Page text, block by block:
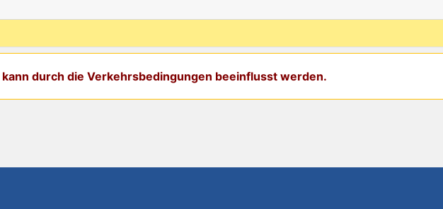
durch die Verkehrsbedingungen beeinflusst werden.